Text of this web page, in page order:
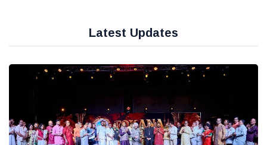
Latest Updates